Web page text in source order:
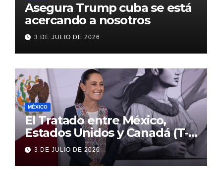
Asegura Trump cuba se está
acercando a nosotros
3 DE JULIO DE 2026
MÉXICO
El Tratado entre México,
Estados Unidos y Canadá (T-
MEC) se mantiene hasta el
2036: Presidenta Claudia
Sheinbaum
3 DE JULIO DE 2026